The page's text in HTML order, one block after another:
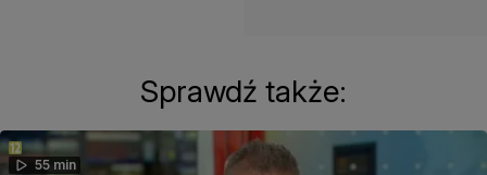
Sprawdź także:
55 min